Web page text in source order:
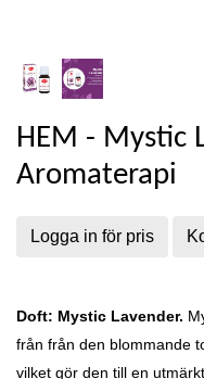
HEM - Mystic
Aromaterapi
Logga in för pris
Doft: Mystic Lavender.
från från den blommande
vilket gör den till en